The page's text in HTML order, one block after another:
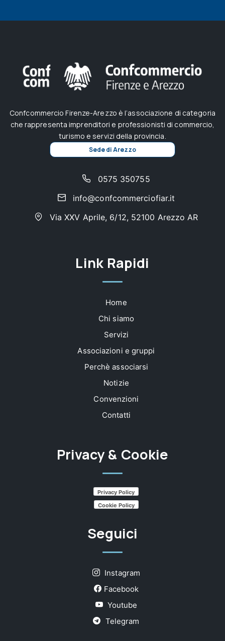
Confcommercio Firenze-Arezzo è l’associazione di categoria
che rappresenta imprenditori e professionisti di commercio,
turismo e servizi della provincia.
Sede di Arezzo
0575 350755
info@confcommerciofiar.it
Via XXV Aprile, 6/12, 52100 Arezzo AR
Link Rapidi
Home
Chi siamo
Servizi
Associazioni e gruppi
Perchè associarsi
Notizie
Convenzioni
Contatti
Privacy & Cookie
Privacy Policy
Cookie Policy
Seguici
Instagram
Facebook
Youtube
Telegram